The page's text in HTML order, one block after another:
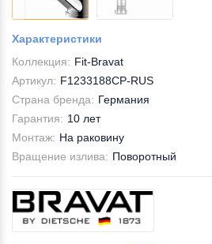
Характеристики
Коллекция: Fit-Bravat
Артикул: F1233188CP-RUS
Страна бренда: Германия
Гарантия: 10 лет
Монтаж: На раковину
Вращение излива: Поворотный